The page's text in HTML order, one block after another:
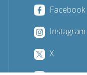
Facebook
Instagram
X